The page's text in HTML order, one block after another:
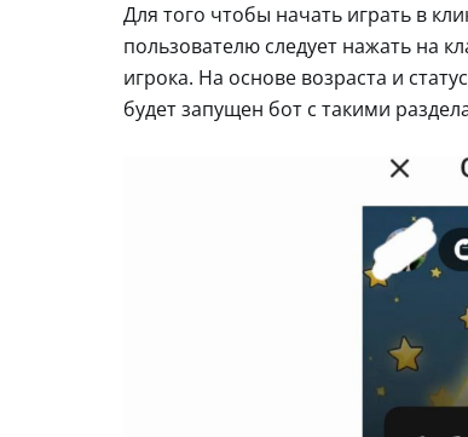
Для того чтобы начать играть в
пользователю следует нажать на
игрока. На основе возраста и
будет запущен бот с такими